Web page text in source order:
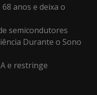
anos e deixa o
semicondutores
Durante o Sono
e restringe